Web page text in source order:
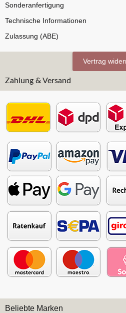
Sonderanfertigung
Technische Informationen
Zulassung (ABE)
Vertrag
Zahlung & Versand
Beliebte Marken